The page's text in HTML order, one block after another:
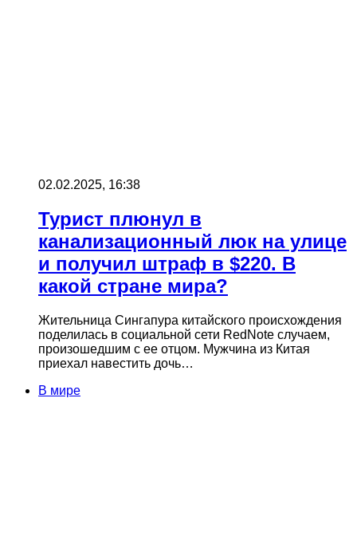
02.02.2025, 16:38
Турист плюнул в
канализационный люк на улице
и получил штраф в $220. В
какой стране мира?
Жительница Сингапура китайского происхождения
поделилась в социальной сети RedNote случаем,
произошедшим с ее отцом. Мужчина из Китая
приехал навестить дочь…
В мире